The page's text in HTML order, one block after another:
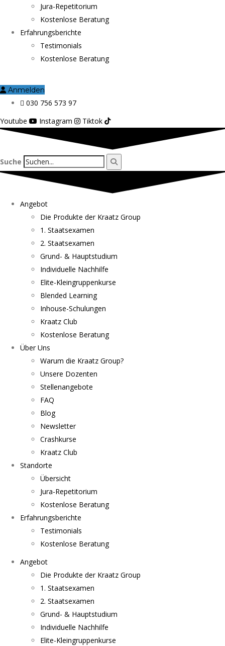
Jura-Repetitorium
Kostenlose Beratung
Erfahrungsberichte
Testimonials
Kostenlose Beratung
Anmelden
030 756 573 97
Youtube
Instagram Tiktok
Suche
Angebot
Die Produkte der Kraatz Group
1. Staatsexamen
2. Staatsexamen
Grund- & Hauptstudium
Individuelle Nachhilfe
Elite-Kleingruppenkurse
Blended Learning
Inhouse-Schulungen
Kraatz Club
Kostenlose Beratung
Über Uns
Warum die Kraatz Group?
Unsere Dozenten
Stellenangebote
FAQ
Blog
Newsletter
Crashkurse
Kraatz Club
Standorte
Übersicht
Jura-Repetitorium
Kostenlose Beratung
Erfahrungsberichte
Testimonials
Kostenlose Beratung
Angebot
Die Produkte der Kraatz Group
1. Staatsexamen
2. Staatsexamen
Grund- & Hauptstudium
Individuelle Nachhilfe
Elite-Kleingruppenkurse